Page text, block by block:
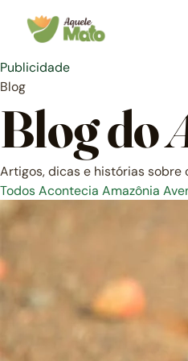
conteúdo
Publicidade
Blog
Blog do
Artigos, dicas e histórias sobre
Todos Acontecia Amazônia